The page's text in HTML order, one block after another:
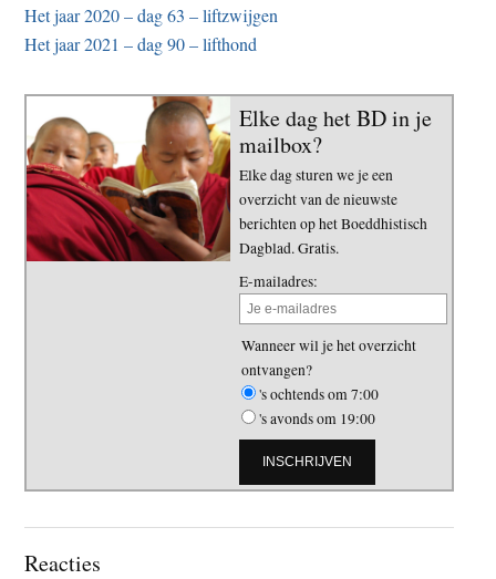
Het jaar 2020 – dag 63 – liftzwijgen
Het jaar 2021 – dag 90 – lifthond
Elke dag het BD in je
mailbox?
Elke dag sturen we je een
overzicht van de nieuwste
berichten op het Boeddhistisch
Dagblad. Gratis.
E-mailadres:
Wanneer wil je het overzicht
ontvangen?
's ochtends om 7:00
's avonds om 19:00
Lees
Reacties